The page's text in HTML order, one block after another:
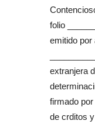
folio
emitido por
extranjera
firmado
de crditos